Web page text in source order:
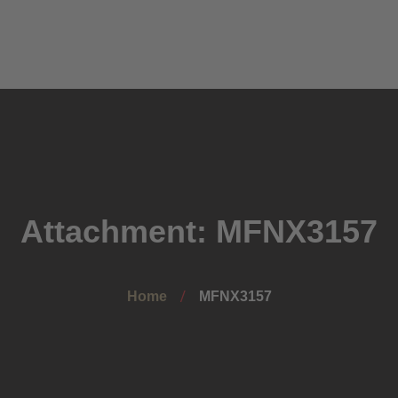
Mittagstisch
Über uns
Attachment: MFNX3157
Home MFNX3157